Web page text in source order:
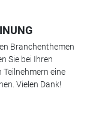
Branchenthemen
Sie bei Ihren
eine
Vielen Dank!